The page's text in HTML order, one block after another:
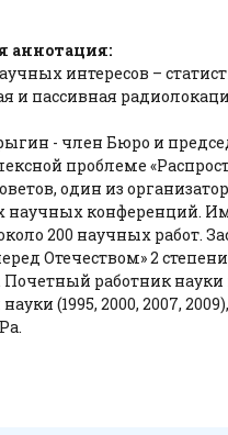
аннотация:
интересов –
и пассивная
- член Бюро и
проблеме
один из
конференций.
200 научных работ.
Отечеством» 2
работник науки
(1995, 2000, 2007,